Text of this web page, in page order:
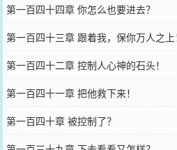
第一百四十四章 你怎么也要进去？
第一百四十三章 跟着我，保你万人之上
第一百四十二章 控制人心神的石头！
第一百四十一章 把他救下来！
第一百四十章 被控制了？